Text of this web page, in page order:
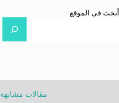
أبحث في الموقع
مقالات مشابهة